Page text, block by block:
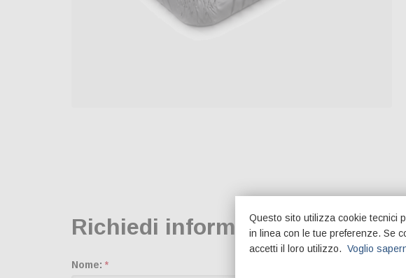
Richiedi informazioni
Nome: *
Questo sito utilizza cookie tecnici
in linea con le tue preferenze. Se
accetti il loro utilizzo. Voglio